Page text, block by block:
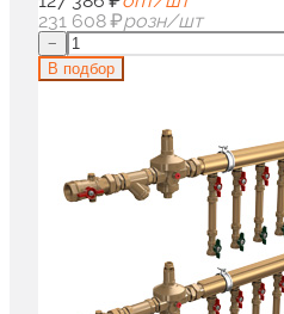
231 608 ₽розн/шт
−
В подбор